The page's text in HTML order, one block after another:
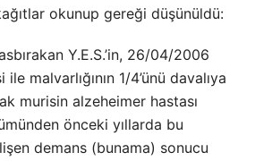
okunup gereği düşünüldü:
Y.E.S.’in, 26/04/2006
malvarlığının 1/4’ünü davalıya
murisin alzeheimer hastası
önceki yıllarda bu
demans (bunama) sonucu